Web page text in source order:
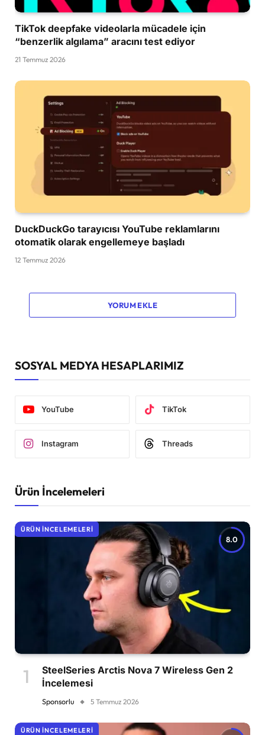
TikTok deepfake videolarla mücadele için
“benzerlik algılama” aracını test ediyor
21 Temmuz 2026
DuckDuckGo tarayıcısı YouTube reklamlarını
otomatik olarak engellemeye başladı
12 Temmuz 2026
YORUM EKLE
SOSYAL MEDYA HESAPLARIMIZ
YouTube TikTok
Instagram Threads
Ürün İncelemeleri
8.0
ÜRÜN İNCELEMELERI
SteelSeries Arctis Nova 7 Wireless Gen 2
İncelemesi
Sponsorlu 5 Temmuz 2026
ÜRÜN İNCELEMELERI